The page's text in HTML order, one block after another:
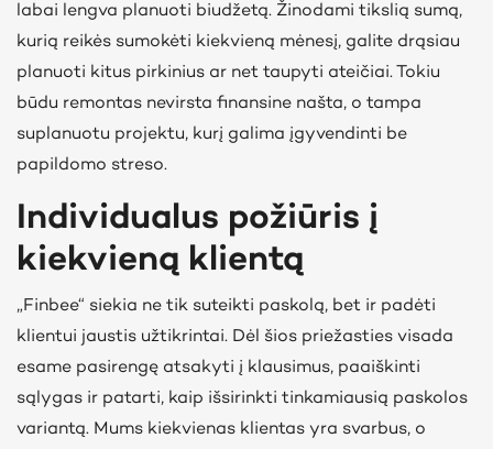
labai lengva planuoti biudžetą. Žinodami tikslią sumą,
kurią reikės sumokėti kiekvieną mėnesį, galite drąsiau
planuoti kitus pirkinius ar net taupyti ateičiai. Tokiu
būdu remontas nevirsta finansine našta, o tampa
suplanuotu projektu, kurį galima įgyvendinti be
papildomo streso.
Individualus požiūris į
kiekvieną klientą
„Finbee“ siekia ne tik suteikti paskolą, bet ir padėti
klientui jaustis užtikrintai. Dėl šios priežasties visada
esame pasirengę atsakyti į klausimus, paaiškinti
sąlygas ir patarti, kaip išsirinkti tinkamiausią paskolos
variantą. Mums kiekvienas klientas yra svarbus, o